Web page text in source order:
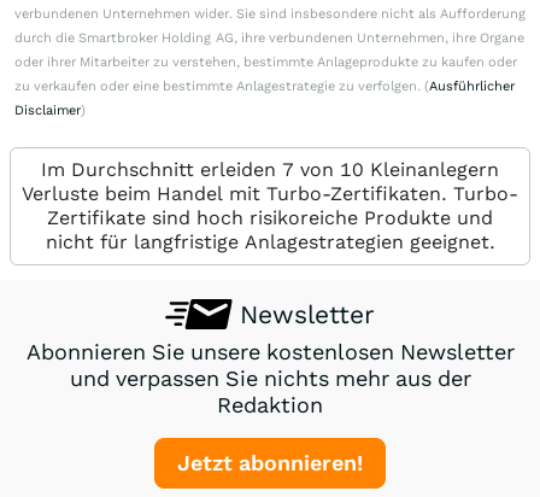
verbundenen Unternehmen wider. Sie sind insbesondere nicht als Aufforderung
durch die Smartbroker Holding AG, ihre verbundenen Unternehmen, ihre Organe
oder ihrer Mitarbeiter zu verstehen, bestimmte Anlageprodukte zu kaufen oder
zu verkaufen oder eine bestimmte Anlagestrategie zu verfolgen. (Ausführlicher
Disclaimer)
Im Durchschnitt erleiden 7 von 10 Kleinanlegern
Verluste beim Handel mit Turbo-Zertifikaten. Turbo-
Zertifikate sind hoch risikoreiche Produkte und
nicht für langfristige Anlagestrategien geeignet.
Newsletter
Abonnieren Sie unsere kostenlosen Newsletter
und verpassen Sie nichts mehr aus der
Redaktion
Jetzt abonnieren!